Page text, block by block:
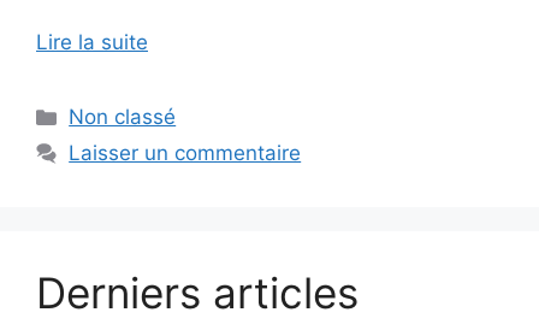
Lire la suite
Catégories
Non classé
Laisser un commentaire
Derniers articles